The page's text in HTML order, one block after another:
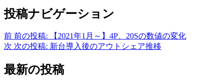
投稿ナビゲーション
前 前の投稿:
【2021年1月～】4P、20Sの数値の変化
次 次の投稿: 新台導入後のアウトシェア推移
最新の投稿